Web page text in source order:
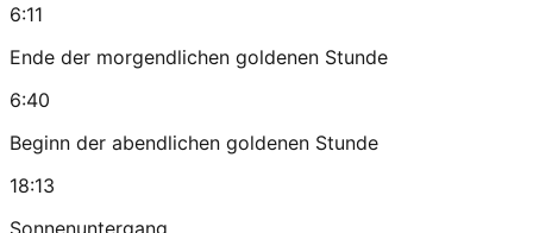
6:11
Ende der morgendlichen goldenen Stunde
6:40
Beginn der abendlichen goldenen Stunde
18:13